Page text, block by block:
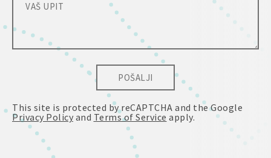
POŠALJI
This site is protected by reCAPTCHA and the Google
Privacy Policy and Terms of Service apply.